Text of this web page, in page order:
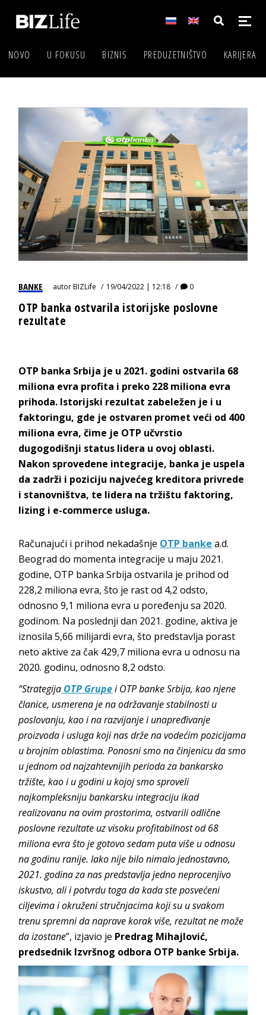
NOVO U FOKUSU BIZNIS PREDUZETNIŠTVO KARIJERA
BANKE autorBIZLife 19/04/2022 | 12:18 0
OTP banka ostvarila istorijske poslovne
rezultate
OTP banka Srbija je u 2021. godini ostvarila 68
miliona evra profita i preko 228 miliona evra
prihoda. Istorijski rezultat zabeležen je i u
faktoringu, gde je ostvaren promet veći od 400
miliona evra, čime je OTP učvrstio
dugogodišnji status lidera u ovoj oblasti.
Nakon sprovedene integracije, banka je uspela
da zadrži i poziciju najvećeg kreditora privrede
i stanovništva, te lidera na tržištu faktoring,
lizing i e-commerce usluga.
Računajući i prihod nekadašnje OTP banke a.d.
Beograd do momenta integracije u maju 2021.
godine, OTP banka Srbija ostvarila je prihod od
228,2 miliona evra, što je rast od 4,2 odsto,
odnosno 9,1 miliona evra u poređenju sa 2020.
godinom. Na poslednji dan 2021. godine, aktiva je
iznosila 5,66 milijardi evra, što predstavlja porast
neto aktive za čak 429,7 miliona evra u odnosu na
2020. godinu, odnosno 8,2 odsto.
“Strategija OTP Grupei OTP banke Srbija, kao njene
članice, usmerena je na održavanje stabilnosti u
poslovanju, kao i na razvijanje i unapređivanje
proizvoda i usluga koji nas drže na vodećim pozicijama
u brojnim oblastima. Ponosni smo na činjenicu da smo
u jednom od najzahtevnijih perioda za bankarsko
tržište, kao i u godini u kojoj smo sproveli
najkompleksniju bankarsku integraciju ikad
realizovanu na ovim prostorima, ostvarili odlične
poslovne rezultate uz visoku profitabilnost od 68
miliona evra što je gotovo sedam puta više u odnosu
na godinu ranije. Iako nije bilo nimalo jednostavno,
2021. godina za nas predstavlja jedno neprocenjivo
iskustvo, ali i potvrdu toga da kada ste posvećeni
ciljevima i okruženi stručnjacima koji su u svakom
trenu spremni da naprave korak više, rezultat ne može
da izostane”, izjavio je Predrag Mihajlović,
predsednik Izvršnog odbora OTP banke Srbija.